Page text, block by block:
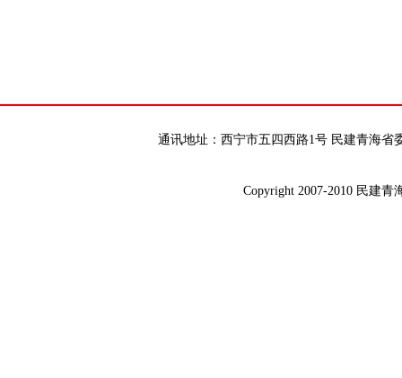
通讯地址：西宁市五四西路1号 民建青海省
Copyright 2007-2010 民建